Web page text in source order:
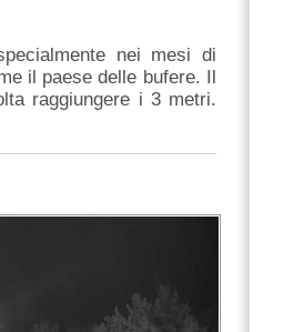
nei mesi di
il paese delle bufere. Il
raggiungere i 3 metri.